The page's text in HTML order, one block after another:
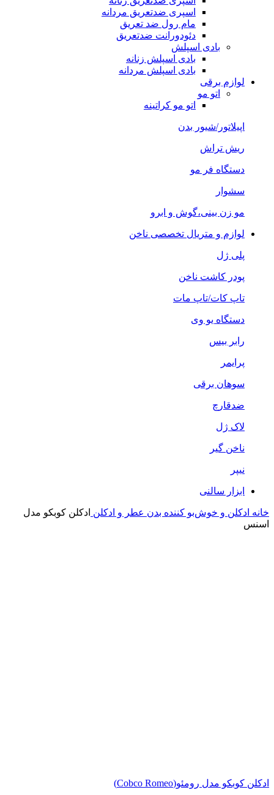
اسپری ضدتعریق مردانه
مام رول ضد تعریق
دئودورانت ضدتعریق
بادی اسپلش
بادی اسپلش زنانه
بادی اسپلش مردانه
لوازم برقی
اتو مو
اتو مو کراتینه
اپیلاتور/شیور بدن
ریش تراش
دستگاه فر مو
سشوار
مو زن بینی،گوش و ابرو
لوازم و متریال تخصصی ناخن
پلی ژل
پودر کاشت ناخن
تاپ کات/تاپ مات
دستگاه یو وی
رابر بیس
پرایمر
سوهان برقی
ضدقارچ
لاک ژل
ناخن گیر
نیپر
ابزار سالنی
خانه ادکلن و خوش‌بو کننده بدن عطر و ادکلن ادکلن کوبکو مدل
اسنس
ادکلن کوبکو مدل رومئو(Cobco Romeo)